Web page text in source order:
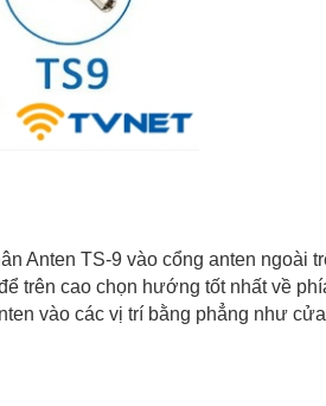
Anten TS-9 vào cổng anten ngoài
trên cao chọn hướng tốt nhất về
vào các vị trí bằng phẳng như